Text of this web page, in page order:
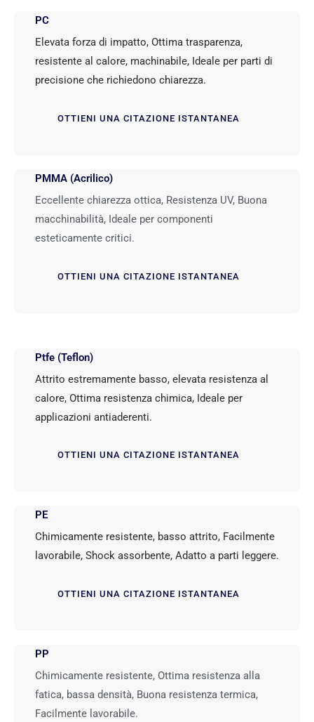
PC
Elevata forza di impatto, Ottima trasparenza,
resistente al calore, machinabile, Ideale per parti di
precisione che richiedono chiarezza.
OTTIENI UNA CITAZIONE ISTANTANEA
PMMA (Acrilico)
Eccellente chiarezza ottica, Resistenza UV, Buona
macchinabilità, Ideale per componenti
esteticamente critici.
OTTIENI UNA CITAZIONE ISTANTANEA
Ptfe (Teflon)
Attrito estremamente basso, elevata resistenza al
calore, Ottima resistenza chimica, Ideale per
applicazioni antiaderenti.
OTTIENI UNA CITAZIONE ISTANTANEA
PE
Chimicamente resistente, basso attrito, Facilmente
lavorabile, Shock assorbente, Adatto a parti leggere.
OTTIENI UNA CITAZIONE ISTANTANEA
PP
Chimicamente resistente, Ottima resistenza alla
fatica, bassa densità, Buona resistenza termica,
Facilmente lavorabile.